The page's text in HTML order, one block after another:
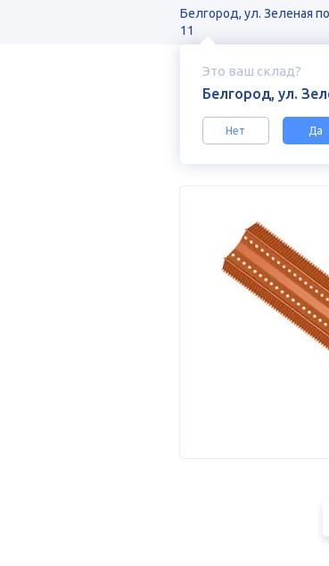
Это ваш склад?
Белгород, ул.
Нет Да
Белгород, ул. Зеленая
11
Кровельные